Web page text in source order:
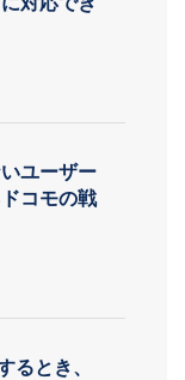
ユーザー
コモの戦
とき、